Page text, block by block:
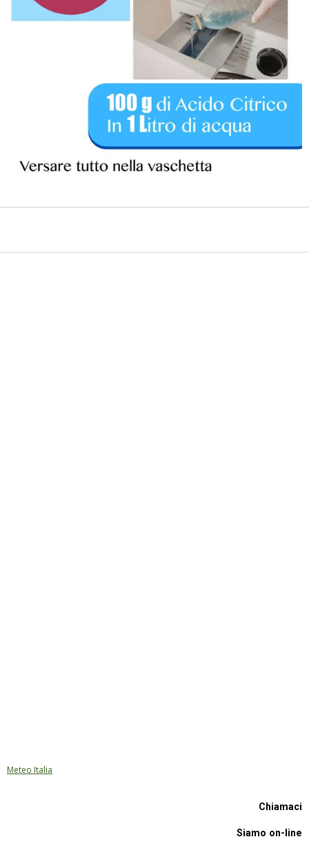
Meteo Italia
Chiamaci
Siamo on-line